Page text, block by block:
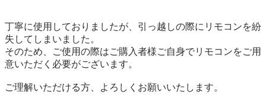
丁寧に使用しておりましたが、引っ越しの際にリモコンを紛
失してしまいました。
そのため、ご使用の際はご購入者様ご自身でリモコンをご用
意いただく必要がございます。
ご理解いただける方、よろしくお願いいたします。